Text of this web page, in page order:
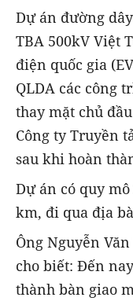
Dự án đường
TBA 500kV Việt
điện quốc gia
QLDA các công
thay mặt chủ
Công ty Truyền
sau khi hoàn
Dự án có quy
km, đi qua địa
Ông Nguyễn
cho biết: Đến
thành bàn giao